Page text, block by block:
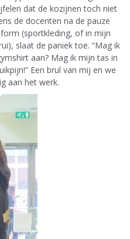
dat de kozijnen toch niet
de docenten na de pauze
(sportkleding, of in mijn
slaat de paniek toe. “Mag ik
aan? Mag ik mijn tas in
Een brul van mij en we
aan het werk.